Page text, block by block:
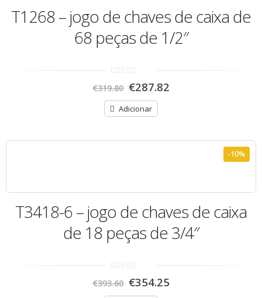
T1268 – jogo de chaves de caixa de
68 peças de 1/2″
out
5
€319.80 €287.82
Adicionar
-10%
T3418-6 – jogo de chaves de caixa
de 18 peças de 3/4″
out
€393.60 €354.25